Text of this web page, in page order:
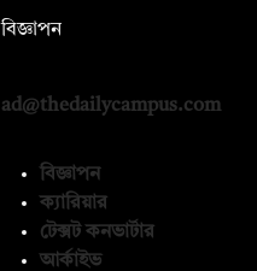
বিজ্ঞাপন
ad@thedailycampus.com
বিজ্ঞাপন
ক্যারিয়ার
টেক্সট কনভার্টার
আর্কাইভ